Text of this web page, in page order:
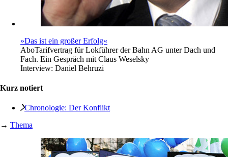
»Das ist ein großer Erfolg«
AboTarifvertrag für Lokführer der Bahn AG unter Dach und
Fach. Ein Gespräch mit Claus Weselsky
Interview: Daniel Behruzi
Kurz notiert
Chronologie: Der Konflikt
→ Thema